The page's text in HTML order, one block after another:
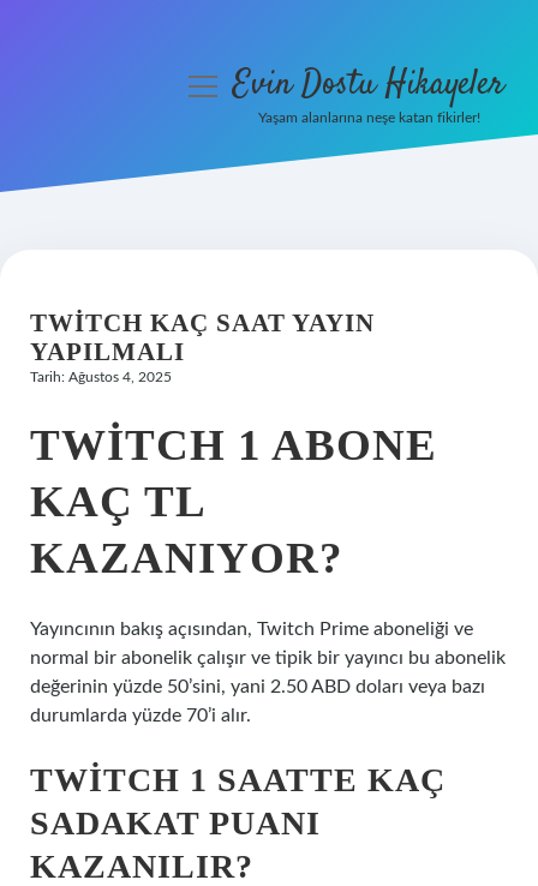
Hakkımızda
menüyüEvin Dostu Hikayeler
Yaşam alanlarına neşe katan fikirler!
TWITCH KAÇ SAAT YAYIN
YAPILMALI
Tarih: Ağustos 4, 2025
TWITCH 1 ABONE
KAÇ TL
KAZANIYOR?
Yayıncının bakış açısından, Twitch Prime aboneliği ve
normal bir abonelik çalışır ve tipik bir yayıncı bu abonelik
değerinin yüzde 50’sini, yani 2.50 ABD doları veya bazı
durumlarda yüzde 70’i alır.
TWITCH 1 SAATTE KAÇ
SADAKAT PUANI
KAZANILIR?